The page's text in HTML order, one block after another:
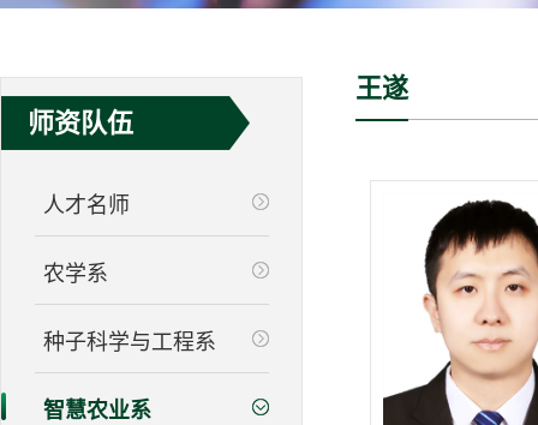
师资队伍
人才名师
农学系
种子科学与工程系
智慧农业系
王遂